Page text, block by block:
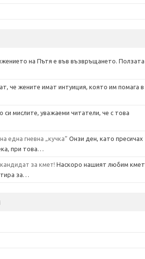
на Пътя е във възвръщането. Ползата
че жените имат интуиция, която им помага в
си мислите, уважаеми читатели, че с това
една гневна „кучка” Онзи ден, като пресичах
при това…
за кмет! Наскоро нашият любим кмет
за…